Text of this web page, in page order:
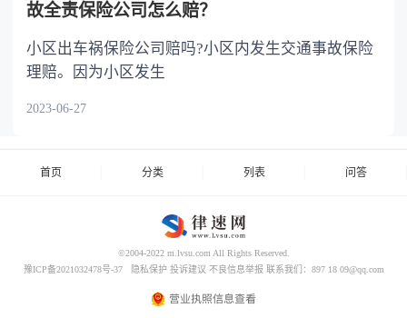
故全责保险公司怎么赔？
小区出车祸保险公司赔吗?小区内发生交通事故保险
理赔。因为小区发生
2023-06-27
首页 分类 列表 问答
©2004-2022 m.lvsu.com All Rights Reserved.
豫ICP备2021032478号-37
隐私保护 投诉建议 不良信息举报 联系我们：897 18 09@qq.com